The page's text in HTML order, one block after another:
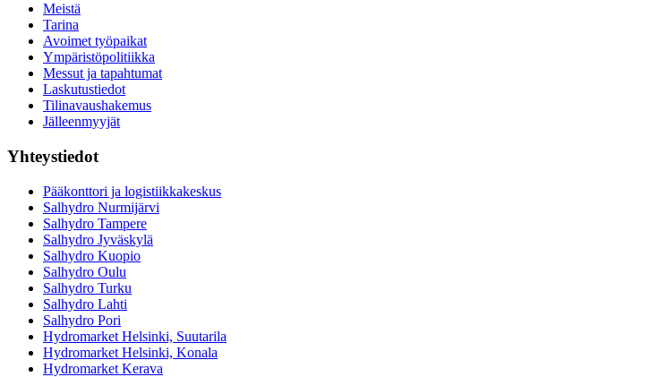
Meistä
Tarina
Avoimet työpaikat
Ympäristöpolitiikka
Messut ja tapahtumat
Laskutustiedot
Tilinavaushakemus
Jälleenmyyjät
Yhteystiedot
Pääkonttori ja logistiikkakeskus
Salhydro Nurmijärvi
Salhydro Tampere
Salhydro Jyväskylä
Salhydro Kuopio
Salhydro Oulu
Salhydro Turku
Salhydro Lahti
Salhydro Pori
Hydromarket Helsinki, Suutarila
Hydromarket Helsinki, Konala
Hydromarket Kerava